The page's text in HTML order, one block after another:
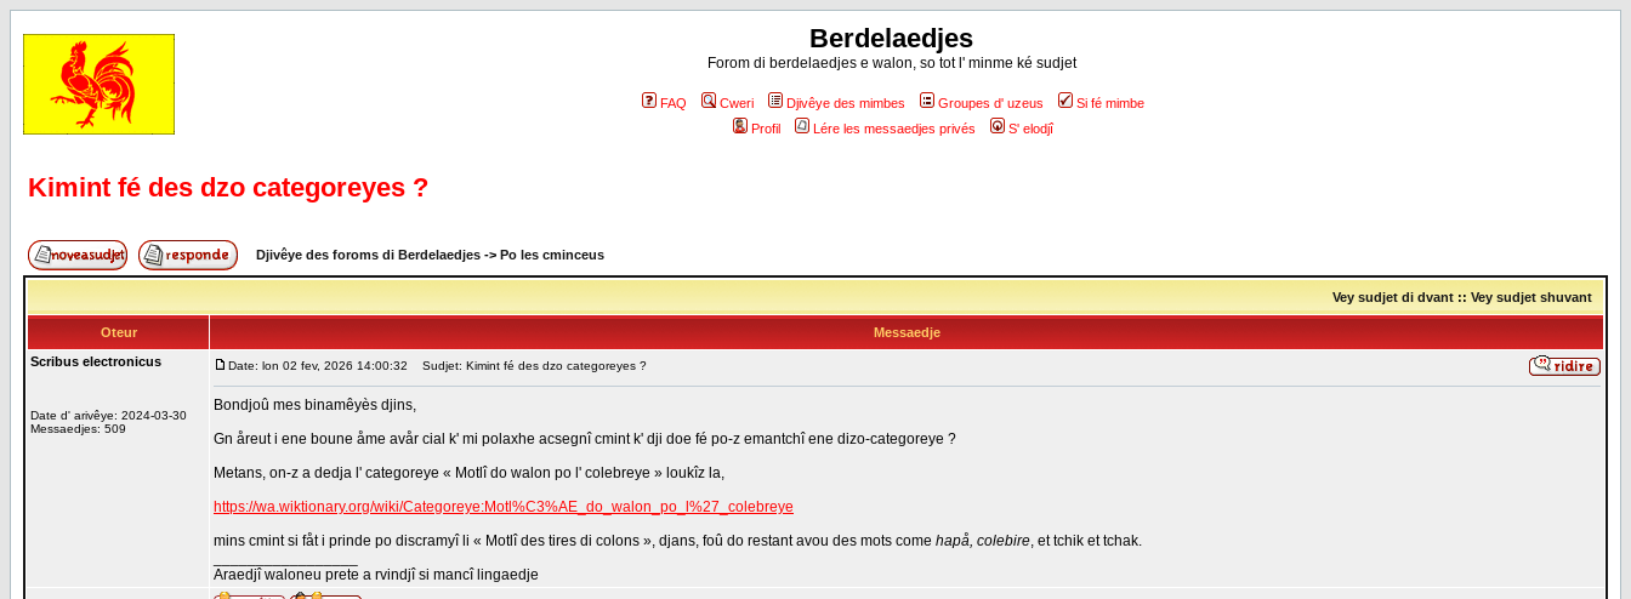
Berdelaedjes
Forom di berdelaedjes e walon, so tot l' minme ké sudjet
FAQ Cweri Djivêye des mimbes Groupes d' uzeus
Si fé mimbe
Profil
Lére les messaedjes privés S' elodjî
Kimint fé des dzo categoreyes ?
Djivêye des foroms di Berdelaedjes -> Po les cminceus
Vey sudjet di dvant :: Vey sudjet shuvant
Oteur
Messaedje
Scribus electronicus
Date d' arivêye: 2024-03-30
Messaedjes: 509
Date: lon 02 fev, 2026 14:00:32 Sudjet: Kimint fé des dzo categoreyes ?
Bondjoû mes binamêyès djins,
Gn åreut i ene boune åme avår cial k' mi polaxhe acsegnî cmint k' dji doe fé po-z emantchî ene dizo-categoreye ?
Metans, on-z a dedja l' categoreye « Motlî do walon po l' colebreye » loukîz la,
https://wa.wiktionary.org/wiki/Categoreye:Motl%C3%AE_do_walon_po_l%27_colebreye
mins cmint si fåt i prinde po discramyî li « Motlî des tires di colons », djans, foû do restant avou des mots come hapå, colebire, et tchik et tchak.
Araedjî waloneu prete a rvindjî si mancî lingaedje